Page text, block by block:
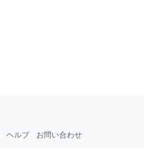
ヘルプ お問い合わせ